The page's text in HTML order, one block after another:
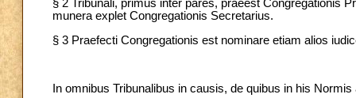
§ 2 Tribunali, primus inter pares, praeest Congregationis
munera explet Congregationis Secretarius.
§ 3 Praefecti Congregationis est nominare etiam alios
In omnibus Tribunalibus in causis, de quibus in his